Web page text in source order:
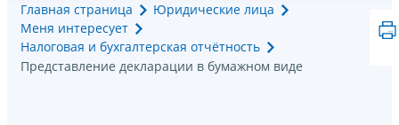
Главная страница
Юридические лица
Меня интересует
Налоговая и бухгалтерская отчётность
Представление декларации в бумажном виде